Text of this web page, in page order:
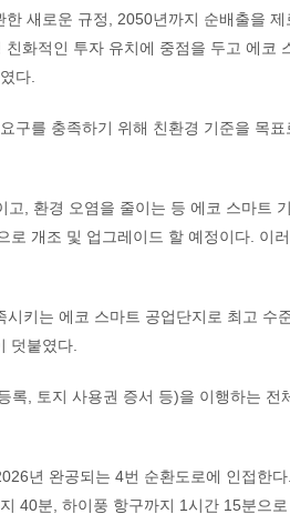
새로운 규정, 2050년까지 순배출을
화적인 투자 유치에 중점을 두고 에코
다.
구를 충족하기 위해 친환경 기준을 목표
, 환경 오염을 줄이는 등 에코 스마트
개조 및 업그레이드 할 예정이다. 이
키는 에코 스마트 공업단지로 최고 수
덧붙였다.
록, 토지 사용권 증서 등)을 이행하는 전
년 완공되는 4번 순환도로에 인접한
40분, 하이풍 항구까지 1시간 15분으